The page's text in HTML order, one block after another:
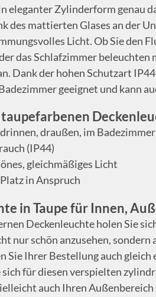
eleganter Zylinderform genau
des mattierten Glases an der
Licht. Ob Sie den
das Schlafzimmer beleuchten
Dank der hohen Schutzart
geeignet und kann
draußen, im Badezimmer
(IP44)
gleichmäßiges Licht
in Anspruch
in Taupe für Innen,
Deckenleuchte holen Sie
nur schön anzusehen,
Sie Ihrer Bestellung auch
sich für diesen verspielten
auch Ihren